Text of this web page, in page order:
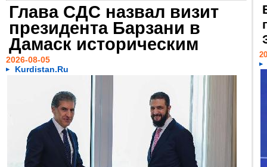
Глава СДС назвал визит
президента Барзани в
Дамаск историческим
2026-08-05
Kurdistan.Ru